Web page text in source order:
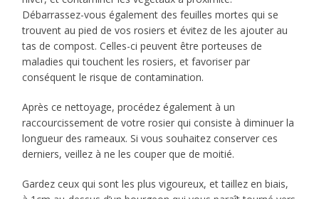
Débarrassez-vous également des feuilles mortes qui se
trouvent au pied de vos rosiers et évitez de les ajouter au
tas de compost. Celles-ci peuvent être porteuses de
maladies qui touchent les rosiers, et favoriser par
conséquent le risque de contamination.
Après ce nettoyage, procédez également à un
raccourcissement de votre rosier qui consiste à diminuer la
longueur des rameaux. Si vous souhaitez conserver ces
derniers, veillez à ne les couper que de moitié.
Gardez ceux qui sont les plus vigoureux, et taillez en biais,